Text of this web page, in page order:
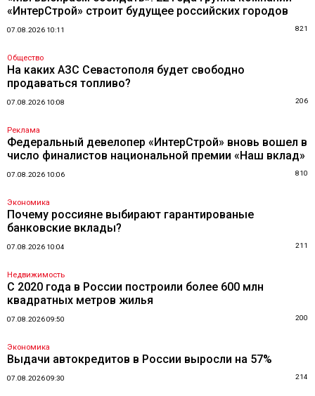
«ИнтерСтрой» строит будущее российских городов
07.08.2026 10:11 821
Общество
На каких АЗС Севастополя будет свободно
продаваться топливо?
07.08.2026 10:08 206
Реклама
Федеральный девелопер «ИнтерСтрой» вновь вошел в
число финалистов национальной премии «Наш вклад»
07.08.2026 10:06 810
Экономика
Почему россияне выбирают гарантированые
банковские вклады?
07.08.2026 10:04 211
Недвижимость
С 2020 года в России построили более 600 млн
квадратных метров жилья
07.08.2026 09:50 200
Экономика
Выдачи автокредитов в России выросли на 57%
07.08.2026 09:30 214